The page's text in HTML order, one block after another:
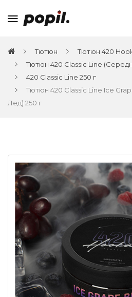
Тютюн
Тютюн 420
Тютюн 420 Classic Line
420 Classic Line 250 г
Тютюн 420 Classic Line Ice
Лед) 250 г